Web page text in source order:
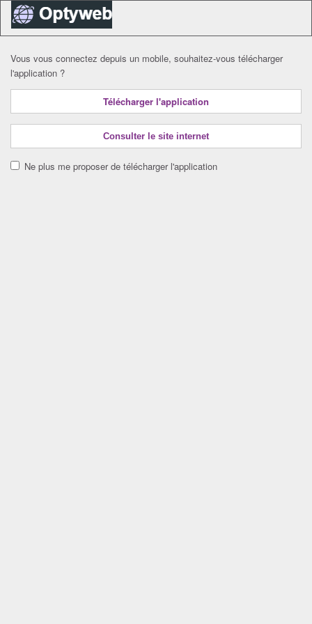
Vous vous connectez depuis un mobile, souhaitez-vous télécharger
l'application ?
Télécharger l'application
Consulter le site internet
Ne plus me proposer de télécharger l'application